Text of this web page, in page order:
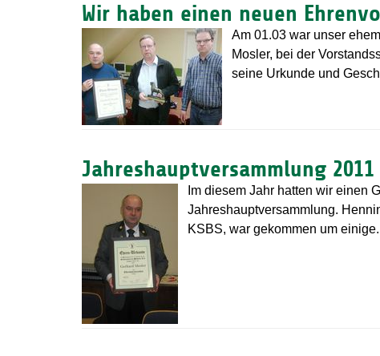
Wir haben einen neuen
Am 01.03 war unser
Mosler, bei der
seine Urkunde und
Jahreshauptversammlung 2011
Im diesem Jahr hatten wir einen
Jahreshauptversammlung.
KSBS, war gekommen um